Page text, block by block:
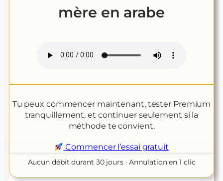
mère en arabe
Tu peux commencer maintenant, tester Premium
tranquillement, et continuer seulement si la
méthode te convient.
Commencer l’essai gratuit
Aucun débit durant 30 jours · Annulation en 1 clic